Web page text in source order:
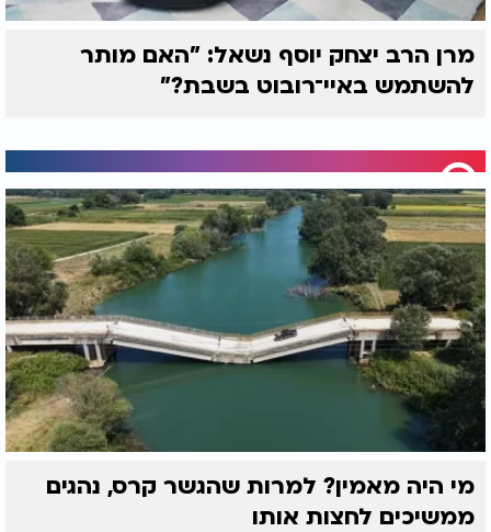
מרן הרב יצחק יוסף נשאל: "האם מותר
להשתמש באיי־רובוט בשבת?"
מי היה מאמין? למרות שהגשר קרס, נהגים
ממשיכים לחצות אותו